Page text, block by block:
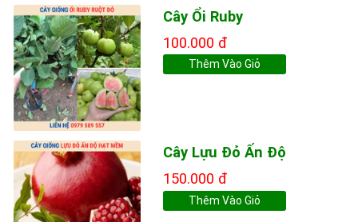
Cây Ổi Ruby
100.000 đ
Thêm Vào Giỏ
Cây Lựu Đỏ Ấn Độ
150.000 đ
Thêm Vào Giỏ